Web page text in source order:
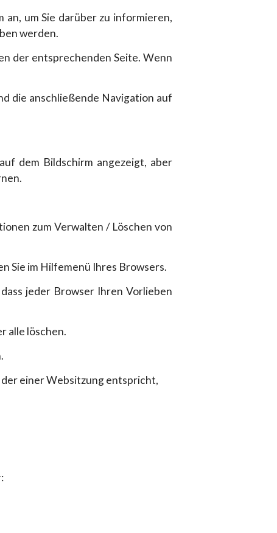
um Sie darüber zu informieren,
werden.
der entsprechenden Seite. Wenn
die anschließende Navigation auf
dem Bildschirm angezeigt, aber
zum Verwalten / Löschen von
Sie im Hilfemenü Ihres Browsers.
jeder Browser Ihren Vorlieben
alle löschen.
einer Websitzung entspricht,